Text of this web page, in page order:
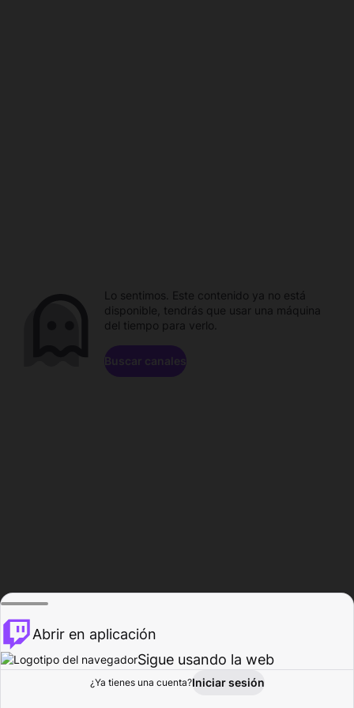
Explorar Actividad
Lo sentimos. Este contenido ya no está
disponible, tendrás que usar una máquina
del tiempo para verlo.
Buscar canales
Abrir en aplicación
Sigue usando la web
¿Ya tienes una cuenta?Iniciar sesión